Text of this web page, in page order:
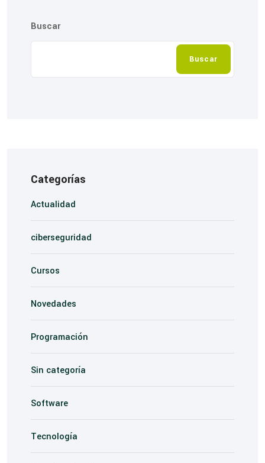
Buscar
Buscar
Categorías
Actualidad
ciberseguridad
Cursos
Novedades
Programación
Sin categoría
Software
Tecnología